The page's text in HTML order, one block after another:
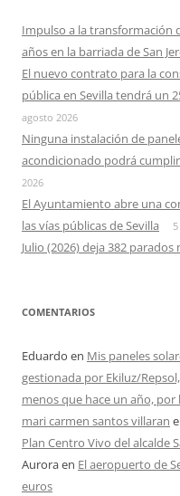
Impulso a la transformación
años en la barriada de San
El nuevo contrato para la
pública en Sevilla tendrá un
agosto 2026
Ninguna instalación de
acondicionado podrá
2026
El Ayuntamiento abre una
las vías públicas de Sevilla
Julio (2026) deja 382
COMENTARIOS
Eduardo en Mis paneles
gestionada por Ekiluz/
menos que hace un año, por
mari carmen santos villaran
Plan Centro Vivo del alcalde
Auroraen El aeropuerto de
euros